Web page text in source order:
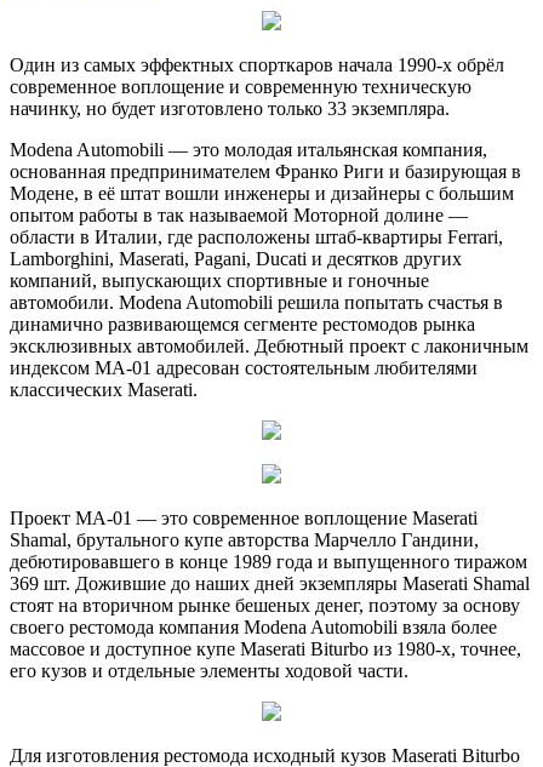
Один из самых эффектных спорткаров начала 1990-х обрёл
современное воплощение и современную техническую
начинку, но будет изготовлено только 33 экземпляра.
Modena Automobili — это молодая итальянская компания,
основанная предпринимателем Франко Риги и базирующая в
Модене, в её штат вошли инженеры и дизайнеры с большим
опытом работы в так называемой Моторной долине —
области в Италии, где расположены штаб-квартиры Ferrari,
Lamborghini, Maserati, Pagani, Ducati и десятков других
компаний, выпускающих спортивные и гоночные
автомобили. Modena Automobili решила попытать счастья в
динамично развивающемся сегменте рестомодов рынка
эксклюзивных автомобилей. Дебютный проект с лаконичным
индексом MA-01 адресован состоятельным любителями
классических Maserati.
Проект MA-01 — это современное воплощение Maserati
Shamal, брутального купе авторства Марчелло Гандини,
дебютировавшего в конце 1989 года и выпущенного тиражом
369 шт. Дожившие до наших дней экземпляры Maserati Shamal
стоят на вторичном рынке бешеных денег, поэтому за основу
своего рестомода компания Modena Automobili взяла более
массовое и доступное купе Maserati Biturbo из 1980-х, точнее,
его кузов и отдельные элементы ходовой части.
Для изготовления рестомода исходный кузов Maserati Biturbo